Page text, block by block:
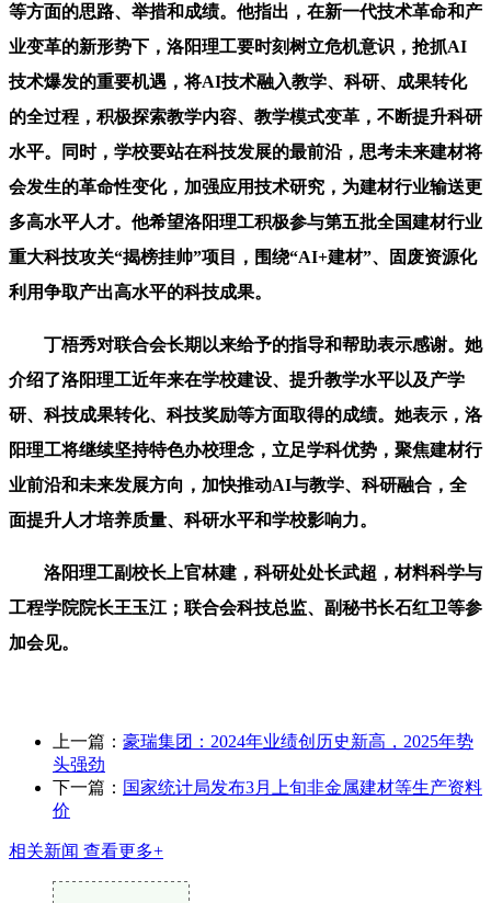
等方面的思路、举措和成绩。他指出，在新一代技术革命和产
业变革的新形势下，洛阳理工要时刻树立危机意识，抢抓AI
技术爆发的重要机遇，将AI技术融入教学、科研、成果转化
的全过程，积极探索教学内容、教学模式变革，不断提升科研
水平。同时，学校要站在科技发展的最前沿，思考未来建材将
会发生的革命性变化，加强应用技术研究，为建材行业输送更
多高水平人才。他希望洛阳理工积极参与第五批全国建材行业
重大科技攻关“揭榜挂帅”项目，围绕“AI+建材”、固废资源化
利用争取产出高水平的科技成果。
丁梧秀对联合会长期以来给予的指导和帮助表示感谢。她
介绍了洛阳理工近年来在学校建设、提升教学水平以及产学
研、科技成果转化、科技奖励等方面取得的成绩。她表示，洛
阳理工将继续坚持特色办校理念，立足学科优势，聚焦建材行
业前沿和未来发展方向，加快推动AI与教学、科研融合，全
面提升人才培养质量、科研水平和学校影响力。
洛阳理工副校长上官林建，科研处处长武超，材料科学与
工程学院院长王玉江；联合会科技总监、副秘书长石红卫等参
加会见。
上一篇： 豪瑞集团：2024年业绩创历史新高，2025年势
头强劲
下一篇： 国家统计局发布3月上旬非金属建材等生产资料
价
相关新闻 查看更多+